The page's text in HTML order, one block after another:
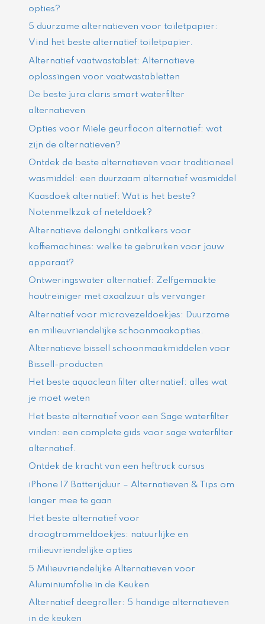
opties?
5 duurzame alternatieven voor toiletpapier:
Vind het beste alternatief toiletpapier.
Alternatief vaatwastablet: Alternatieve
oplossingen voor vaatwastabletten
De beste jura claris smart waterfilter
alternatieven
Opties voor Miele geurflacon alternatief: wat
zijn de alternatieven?
Ontdek de beste alternatieven voor traditioneel
wasmiddel: een duurzaam alternatief wasmiddel
Kaasdoek alternatief: Wat is het beste?
Notenmelkzak of neteldoek?
Alternatieve delonghi ontkalkers voor
koffiemachines: welke te gebruiken voor jouw
apparaat?
Ontweringswater alternatief: Zelfgemaakte
houtreiniger met oxaalzuur als vervanger
Alternatief voor microvezeldoekjes: Duurzame
en milieuvriendelijke schoonmaakopties.
Alternatieve bissell schoonmaakmiddelen voor
Bissell-producten
Het beste aquaclean filter alternatief: alles wat
je moet weten
Het beste alternatief voor een Sage waterfilter
vinden: een complete gids voor sage waterfilter
alternatief.
Ontdek de kracht van een heftruck cursus
iPhone 17 Batterijduur – Alternatieven & Tips om
langer mee te gaan
Het beste alternatief voor
droogtrommeldoekjes: natuurlijke en
milieuvriendelijke opties
5 Milieuvriendelijke Alternatieven voor
Aluminiumfolie in de Keuken
Alternatief deegroller: 5 handige alternatieven
in de keuken